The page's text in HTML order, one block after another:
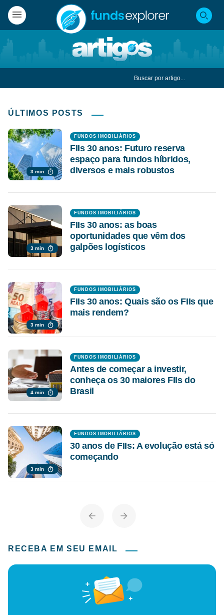
ÚLTIMOS POSTS
3 min
FUNDOS IMOBILIÁRIOS
FIIs 30 anos: Futuro reserva
espaço para fundos híbridos,
diversos e mais robustos
3 min
FUNDOS IMOBILIÁRIOS
FIIs 30 anos: as boas
oportunidades que vêm dos
galpões logísticos
3 min
FUNDOS IMOBILIÁRIOS
FIIs 30 anos: Quais são os FIIs que
mais rendem?
4 min
FUNDOS IMOBILIÁRIOS
Antes de começar a investir,
conheça os 30 maiores FIIs do
Brasil
3 min
FUNDOS IMOBILIÁRIOS
30 anos de FIIs: A evolução está só
começando
RECEBA EM SEU EMAIL